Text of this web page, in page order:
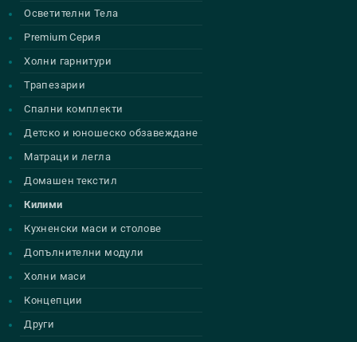
Осветителни Тела
Premium Серия
Холни гарнитури
Трапезарии
Спални комплекти
Детско и юношеско обзавеждане
Матраци и легла
Домашен текстил
Килими
Кухненски маси и столове
Допълнителни модули
Холни маси
Концепции
Други